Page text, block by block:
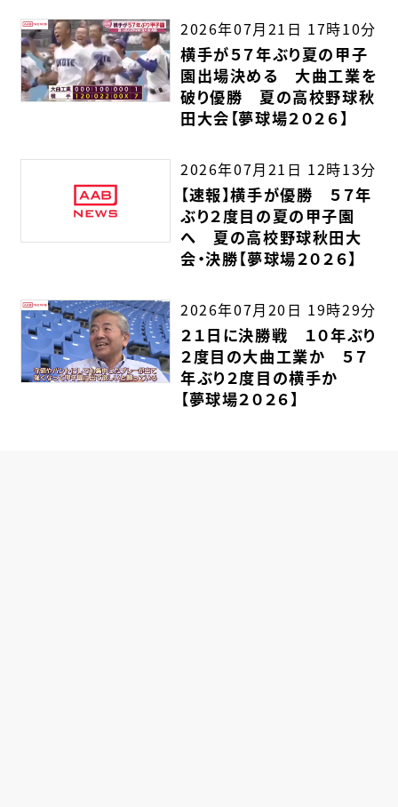
2026年07月21日 17時10分
横手が５７年ぶり夏の甲子
園出場決める 大曲工業を
破り優勝 夏の高校野球秋
田大会【夢球場２０２６】
2026年07月21日 12時13分
【速報】横手が優勝 ５７年
ぶり２度目の夏の甲子園
へ 夏の高校野球秋田大
会・決勝【夢球場２０２６】
2026年07月20日 19時29分
２１日に決勝戦 １０年ぶり
２度目の大曲工業か ５７
年ぶり２度目の横手か
【夢球場２０２６】